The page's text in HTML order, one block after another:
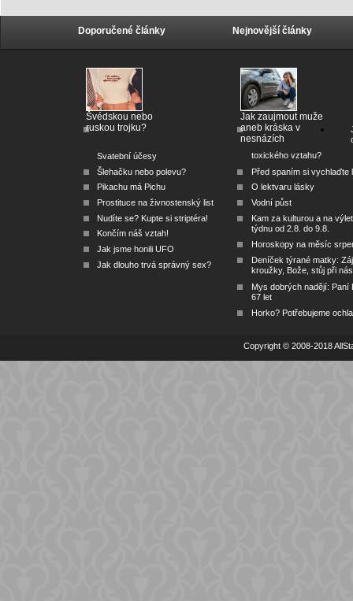
Doporučené články
Švédskou nebo
ruskou trojku?
Svatební účesy
Šlehačku nebo polevu?
Pikachu má Pichu
Prostituce na živnostenský list
Nudíte se? Kupte si striptéra!
Končím náš vztah!
Jak jsme honili UFO
Jak dlouho trvá správný sex?
Nejnovější články
Jak zaujmout muže
aneb kráska v
nesnázích
toxického vztahu?
Před spaním si vychlaďte
O lektvaru lásky
Vodní půst
Kam za kulturou a na
týdnu od 2.8. do 9.8.
Horoskopy na měsíc
Deníček týrané matky:
kroužky, Bože, stůj při nás
Mys dobrých nadějí: Paní
67 let
Horko? Potřebujeme
Copyright © 2008-2018